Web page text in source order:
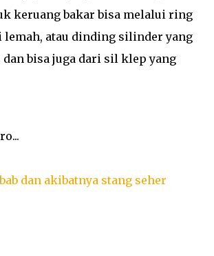
keruang bakar bisa melalui ring
lemah, atau dinding silinder yang
bisa juga dari sil klep yang
dan akibatnya stang seher